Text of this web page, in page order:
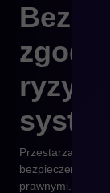
Przestarzała
bezpieczeństwa i
prawnymi.